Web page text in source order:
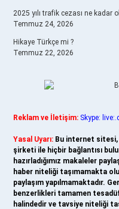
2025 yılı trafik cezası ne kadar
Temmuz 24, 2026
Hikaye Türkçe mi ?
Temmuz 22, 2026
Reklam ve İletişim: Skype:
Yasal Uyarı: Bu internet sitesi,
şirketi ile hiçbir bağlantısı
hazırladığımız makaleler
haber niteliği taşımamakta
paylaşım yapılmamaktadır.
benzerlikleri tamamen
halindedir ve tavsiye niteliği